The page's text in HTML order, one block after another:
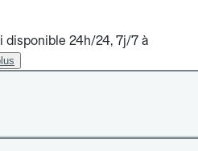
disponible 24h/24, 7j/7 à